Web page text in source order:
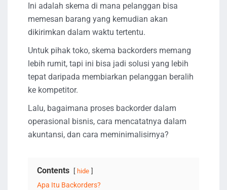
Ini adalah skema di mana pelanggan bisa
memesan barang yang kemudian akan
dikirimkan dalam waktu tertentu.
Untuk pihak toko, skema backorders memang
lebih rumit, tapi ini bisa jadi solusi yang lebih
tepat daripada membiarkan pelanggan beralih
ke kompetitor.
Lalu, bagaimana proses backorder dalam
operasional bisnis, cara mencatatnya dalam
akuntansi, dan cara meminimalisirnya?
Contents hide
Apa Itu Backorders?